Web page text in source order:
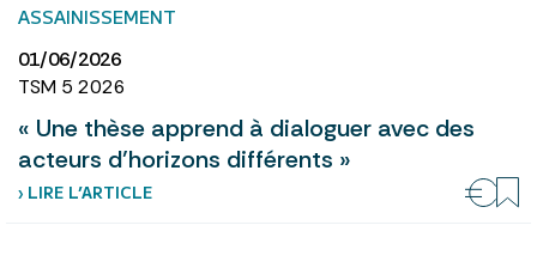
ASSAINISSEMENT
01/06/2026
TSM 5 2026
« Une thèse apprend à dialoguer avec des
acteurs d’horizons différents »
› LIRE L’ARTICLE